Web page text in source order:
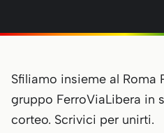
Sfiliamo insieme al Roma
gruppo FerroViaLibera in
corteo. Scrivici per unirti.